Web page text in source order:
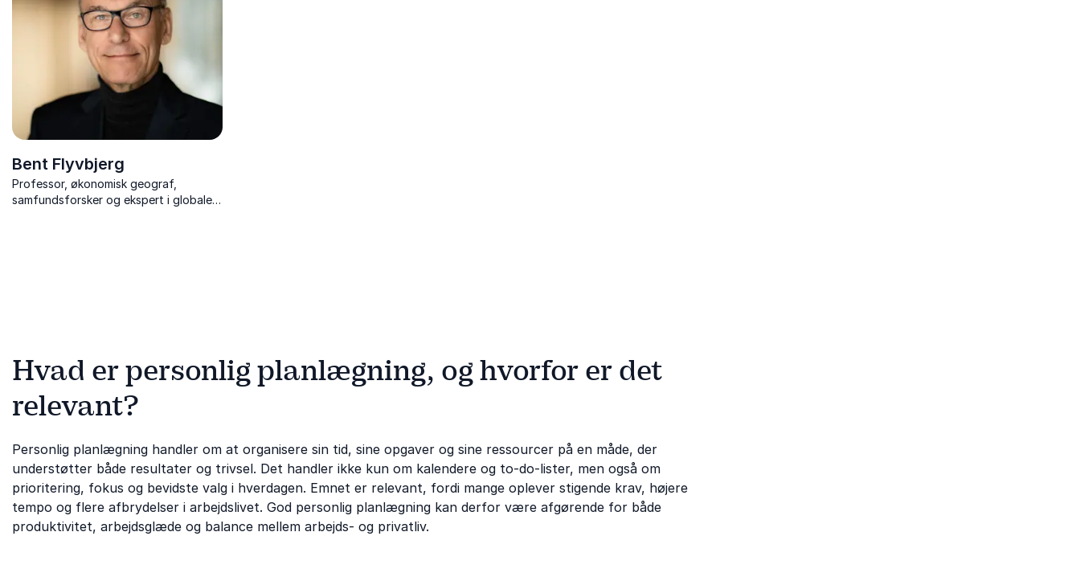
Bent Flyvbjerg
Professor, økonomisk geograf,
samfundsforsker og ekspert i globale
Hvad er personlig planlægning, og hvorfor er det
relevant?
Personlig planlægning handler om at organisere sin tid, sine opgaver og sine ressourcer på en måde, der
understøtter både resultater og trivsel. Det handler ikke kun om kalendere og to-do-lister, men også om
prioritering, fokus og bevidste valg i hverdagen. Emnet er relevant, fordi mange oplever stigende krav, højere
tempo og flere afbrydelser i arbejdslivet. God personlig planlægning kan derfor være afgørende for både
produktivitet, arbejdsglæde og balance mellem arbejds- og privatliv.